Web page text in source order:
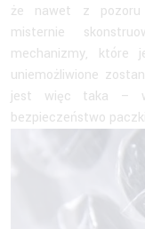
że nawet z pozoru
misternie
mechanizmy, które
uniemożliwione
jest więc taka –
bezpieczeństwo